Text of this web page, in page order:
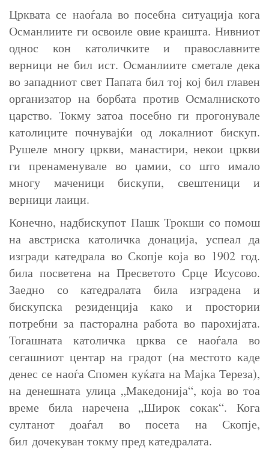
Црквата се наоѓала во посебна ситуација кога
Османлиите ги освоиле овие краишта. Нивниот
однос кон католичките и православните
верници не бил ист. Османлиите сметале дека
во западниот свет Папата бил тој кој бил главен
организатор на борбата против Осмалниското
царство. Токму затоа посебно ги прогонувале
католиците почнувајќи од локалниот бискуп.
Рушеле многу цркви, манастири, некои цркви
ги пренаменувале во џамии, со што имало
многу маченици бискупи, свештеници и
верници лаици.
Конечно, надбискупот Пашк Трокши со помош
на австриска католичка донација, успеал да
изгради катедрала во Скопје која во 1902 год.
била посветена на Пресветото Срце Исусово.
Заедно со катедралата била изградена и
бискупска резиденција како и простории
потребни за пасторална работа во парохијата.
Тогашната католичка црква се наоѓала во
сегашниот центар на градот (на местото каде
денес се наоѓа Спомен куќата на Мајка Тереза),
на денешната улица „Македонија“, која во тоа
време била наречена „Широк сокак“. Кога
султанот доаѓал во посета на Скопје,
бил дочекуван токму пред катедралата.